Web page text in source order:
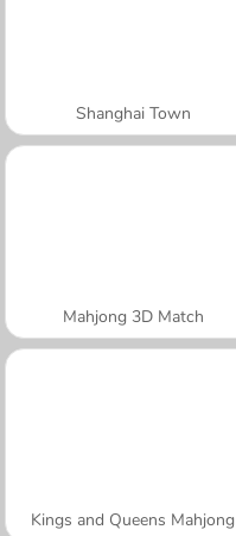
Shanghai Town
Mahjong 3D Match
Kings and Queens Mahjong